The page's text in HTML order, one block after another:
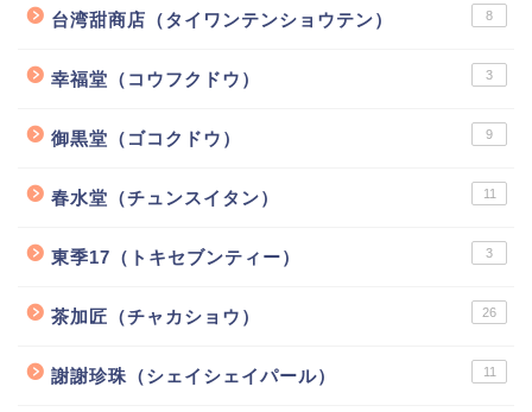
台湾甜商店（タイワンテンショウテン） 8
幸福堂（コウフクドウ） 3
御黒堂（ゴコクドウ） 9
春水堂（チュンスイタン） 11
東季17（トキセブンティー） 3
茶加匠（チャカショウ） 26
謝謝珍珠（シェイシェイパール） 11